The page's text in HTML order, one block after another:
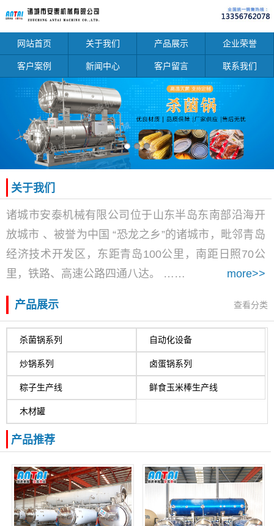
网站首页 关于我们 产品展示 企业荣誉
客户案例 新闻中心 客户留言 联系我们
关于我们
诸城市安泰机械有限公司位于山东半岛东南部沿海开
放城市 、被誉为中国 “恐龙之乡”的诸城市，毗邻青岛
经济技术开发区，东距青岛100公里，南距日照70公
里，铁路、高速公路四通八达。 ……
more>>
产品展示 查看分类
杀菌锅系列 自动化设备
炒锅系列 卤蛋锅系列
粽子生产线 鲜食玉米棒生产线
木材罐
产品推荐